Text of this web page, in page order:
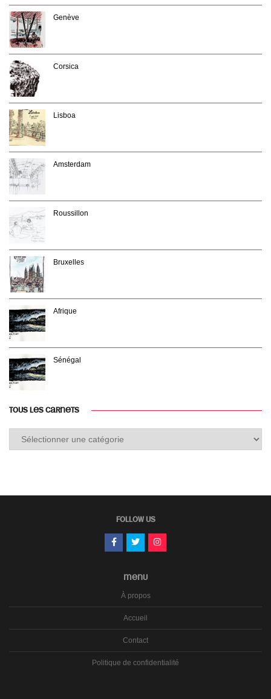
Genève
Corsica
Lisboa
Amsterdam
Roussillon
Bruxelles
Afrique
Sénégal
TOUS LES CARNETS
FOLLOW US
MENU
À propos
Accueil
Contact
Politique de confidentialité